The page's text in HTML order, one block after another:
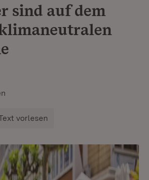
sind auf dem
vorlesen